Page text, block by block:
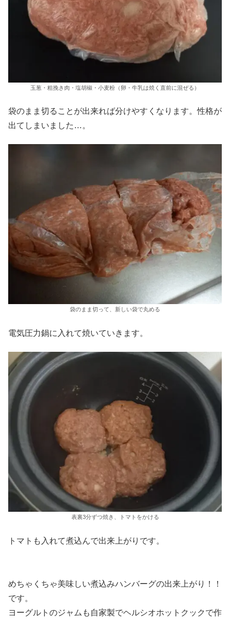
玉葱・粗挽き肉・塩胡椒・小麦粉（卵・牛乳は焼く直前に混ぜる）
袋のまま切ることが出来れば分けやすくなります。性格が
出てしまいました…。
袋のまま切って、新しい袋で丸める
電気圧力鍋に入れて焼いていきます。
表裏3分ずつ焼き、トマトをかける
トマトも入れて煮込んで出来上がりです。
めちゃくちゃ美味しい煮込みハンバーグの出来上がり！！
です。
ヨーグルトのジャムも自家製でヘルシオホットクックで作